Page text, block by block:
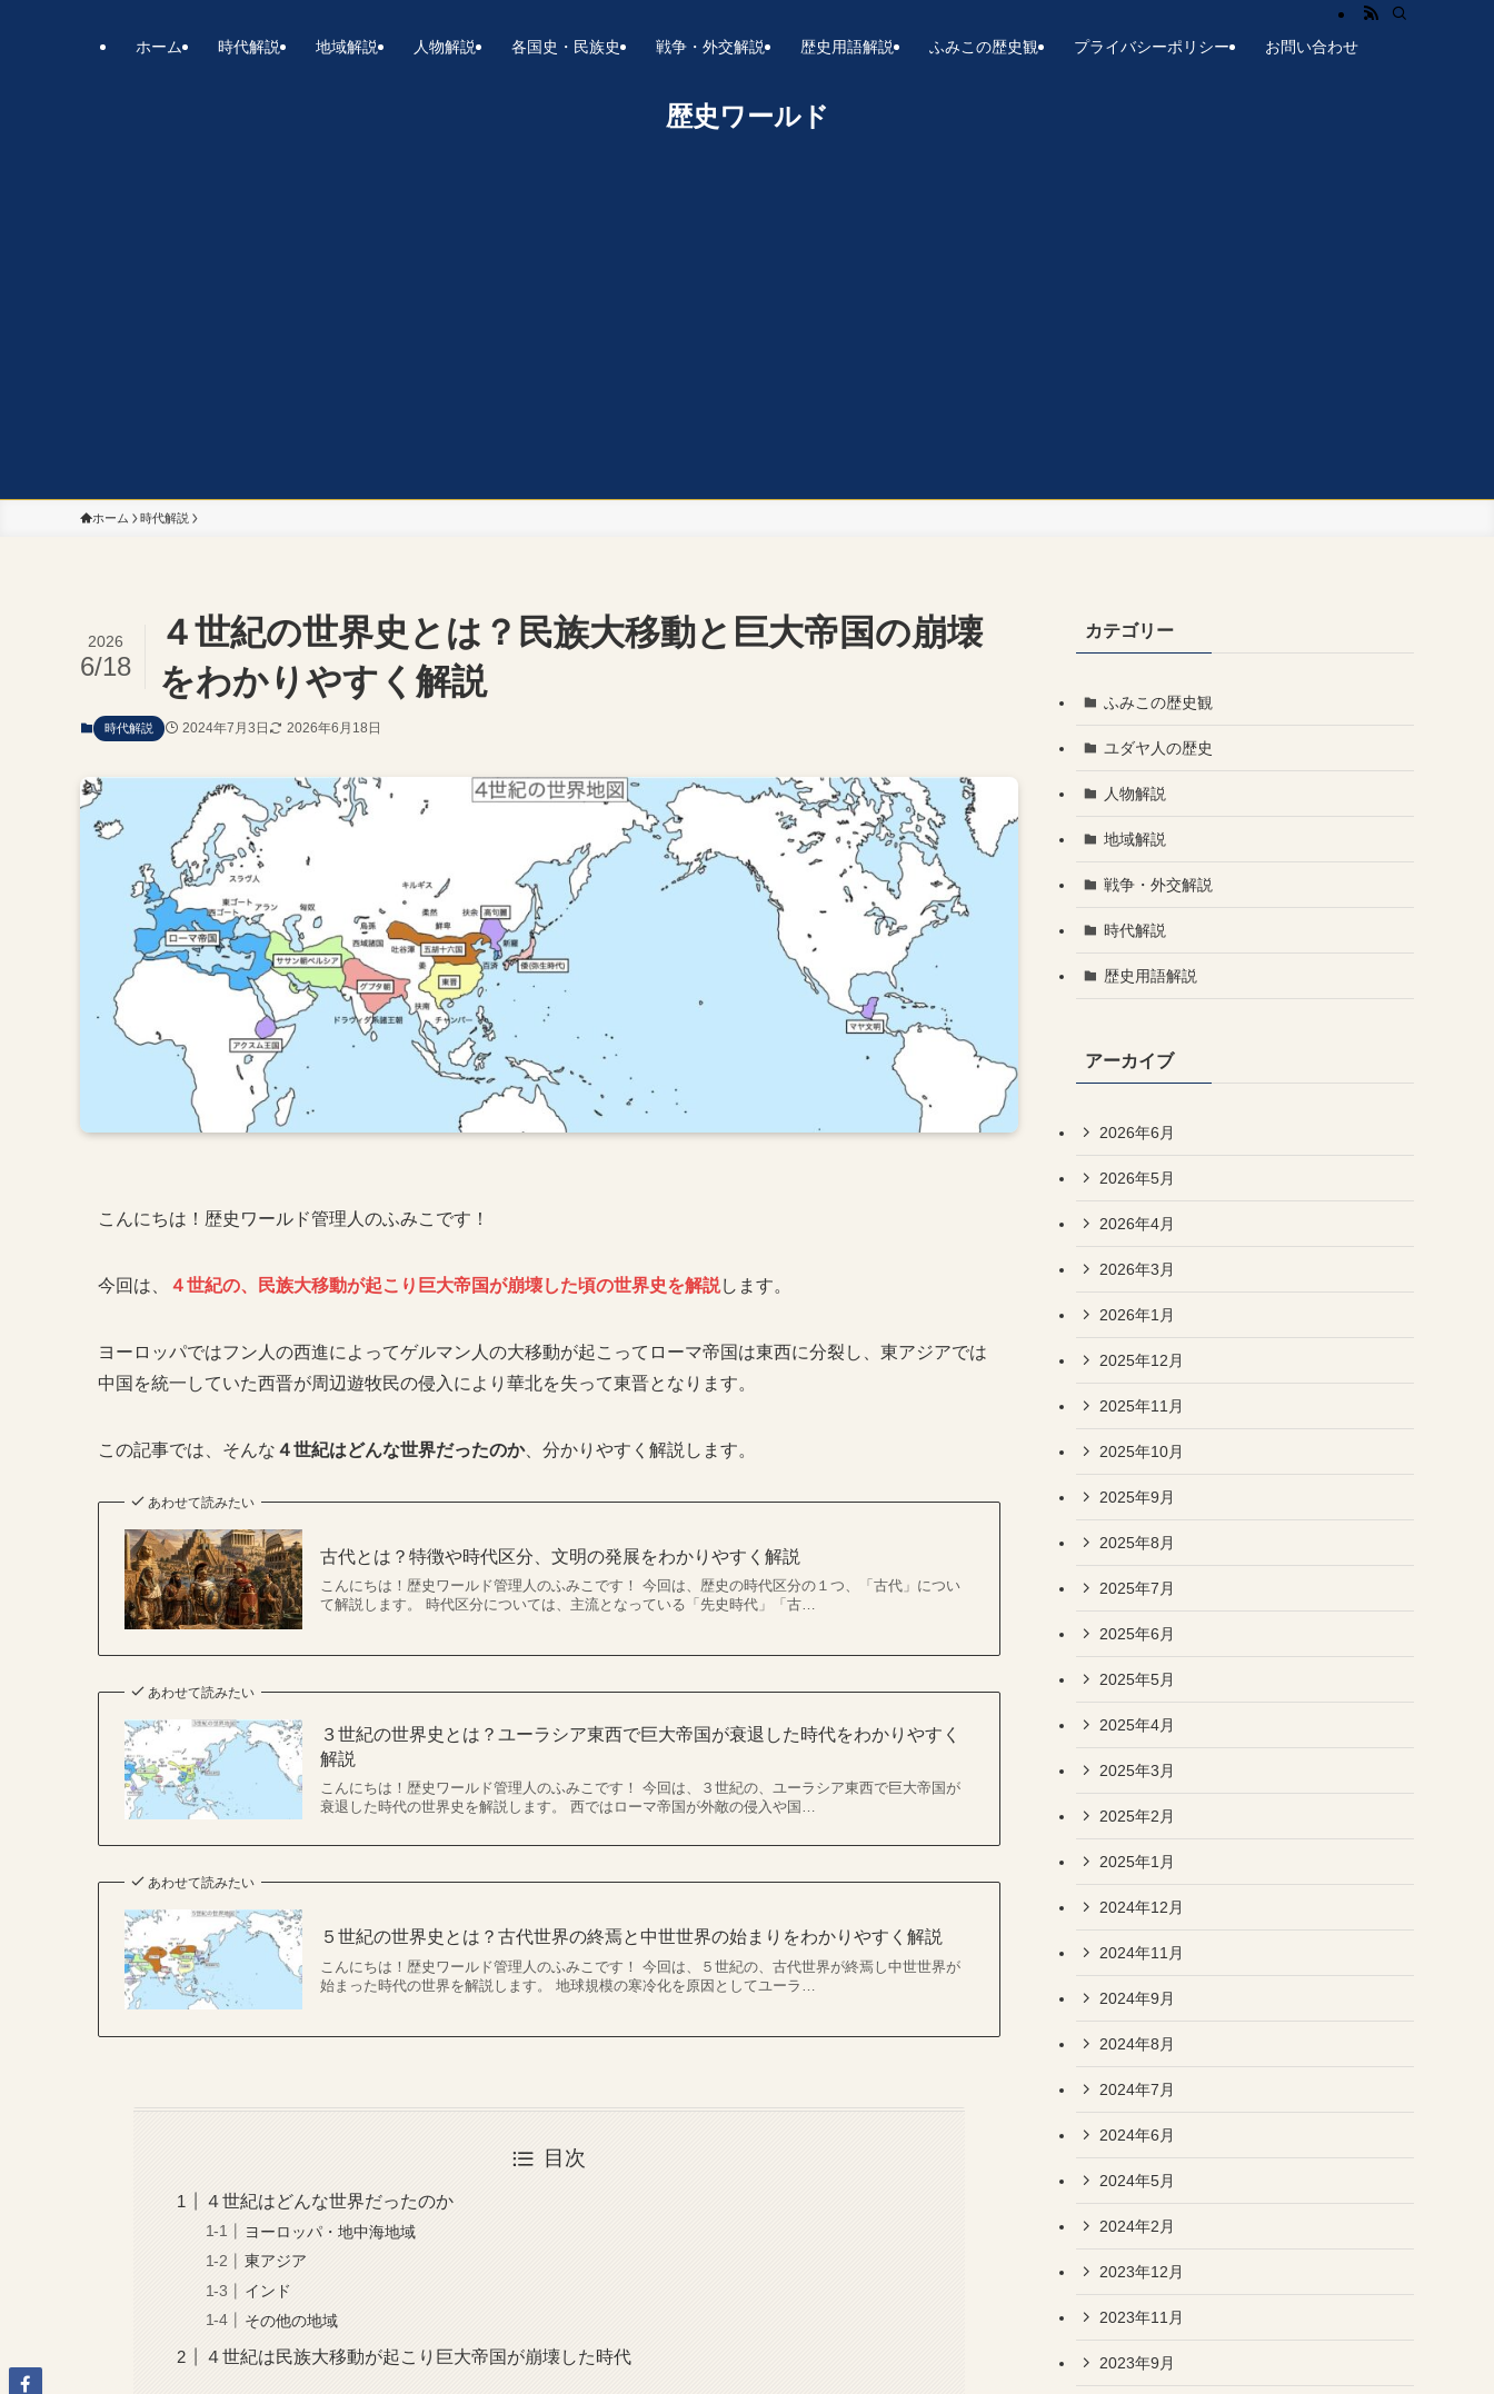
歴史ワールド
ホーム 時代解説 地域解説 人物解説 各国史・民族史 戦争・外交解説 歴史用語解説 ふみこの歴史観 プライバシーポリシー お問い合わせ
ホーム 時代解説
４世紀の世界史とは？民族大移動と巨大帝国の崩壊
をわかりやすく解説
2026
6/18
時代解説 2024年7月3日 2026年6月18日
こんにちは！歴史ワールド管理人のふみこです！
今回は、 ４世紀の、民族大移動が起こり巨大帝国が崩壊した頃の世界史を解説します。
ヨーロッパではフン人の西進によってゲルマン人の大移動が起こってローマ帝国は東西に分裂し、東アジアでは
中国を統一していた西晋が周辺遊牧民の侵入により華北を失って東晋となります。
この記事では、そんな ４世紀はどんな世界だったのか、分かりやすく解説します。
あわせて読みたい
古代とは？特徴や時代区分、文明の発展をわかりやすく解説
こんにちは！歴史ワールド管理人のふみこです！ 今回は、歴史の時代区分の１つ、「古代」につい
て解説します。 時代区分については、主流となっている「先史時代」「古…
あわせて読みたい
３世紀の世界史とは？ユーラシア東西で巨大帝国が衰退した時代をわかりやすく
解説
こんにちは！歴史ワールド管理人のふみこです！ 今回は、３世紀の、ユーラシア東西で巨大帝国が
衰退した時代の世界史を解説します。 西ではローマ帝国が外敵の侵入や国…
あわせて読みたい
５世紀の世界史とは？古代世界の終焉と中世世界の始まりをわかりやすく解説
こんにちは！歴史ワールド管理人のふみこです！ 今回は、５世紀の、古代世界が終焉し中世世界が
始まった時代の世界を解説します。 地球規模の寒冷化を原因としてユーラ…
目次
４世紀はどんな世界だったのか
ヨーロッパ・地中海地域
東アジア
インド
その他の地域
４世紀は民族大移動が起こり巨大帝国が崩壊した時代
カテゴリー
ふみこの歴史観
ユダヤ人の歴史
人物解説
地域解説
戦争・外交解説
時代解説
歴史用語解説
アーカイブ
2026年6月
2026年5月
2026年4月
2026年3月
2026年1月
2025年12月
2025年11月
2025年10月
2025年9月
2025年8月
2025年7月
2025年6月
2025年5月
2025年4月
2025年3月
2025年2月
2025年1月
2024年12月
2024年11月
2024年9月
2024年8月
2024年7月
2024年6月
2024年5月
2024年2月
2023年12月
2023年11月
2023年9月